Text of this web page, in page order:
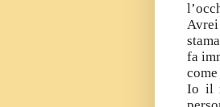
fa
Io il